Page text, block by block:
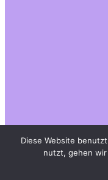
Diese Website
nutzt, gehen wir